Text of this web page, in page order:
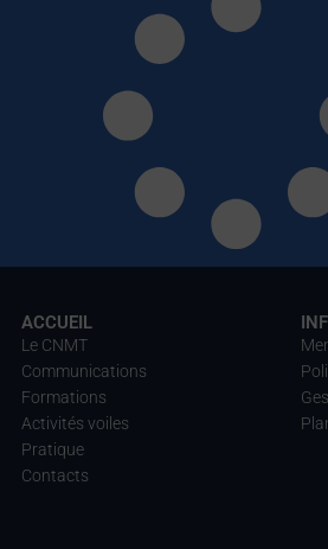
ACCUEIL
Le CNMT
Communications
Formations
Activités voiles
Pratique
Contacts